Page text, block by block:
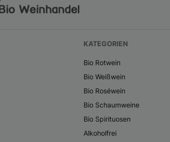
KATEGORIEN
Bio Rotwein
Bio Weißwein
Bio Roséwein
Bio Schaumweine
Bio Spirituosen
Alkoholfrei